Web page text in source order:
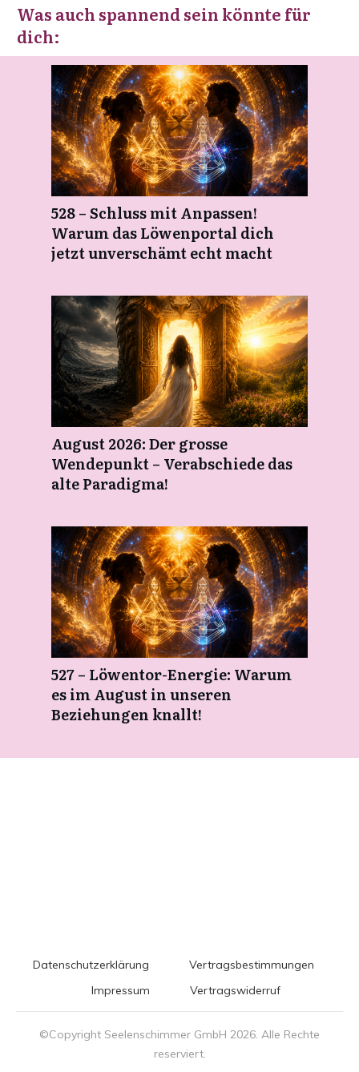
Was auch spannend sein könnte für
dich:
528 – Schluss mit Anpassen!
Warum das Löwenportal dich
jetzt unverschämt echt macht
August 2026: Der grosse
Wendepunkt – Verabschiede das
alte Paradigma!
527 – Löwentor-Energie: Warum
es im August in unseren
Beziehungen knallt!
Datenschutzerklärung
Vertragsbestimmungen
Impressum
Vertragswiderruf
©Copyright Seelenschimmer GmbH 2026. Alle Rechte
reserviert.